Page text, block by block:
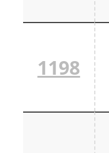
1198